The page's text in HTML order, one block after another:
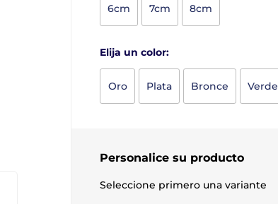
6cm 7cm 8cm
Elija un color:
Oro Plata Bronce Verde
Personalice su producto
Seleccione primero una variante